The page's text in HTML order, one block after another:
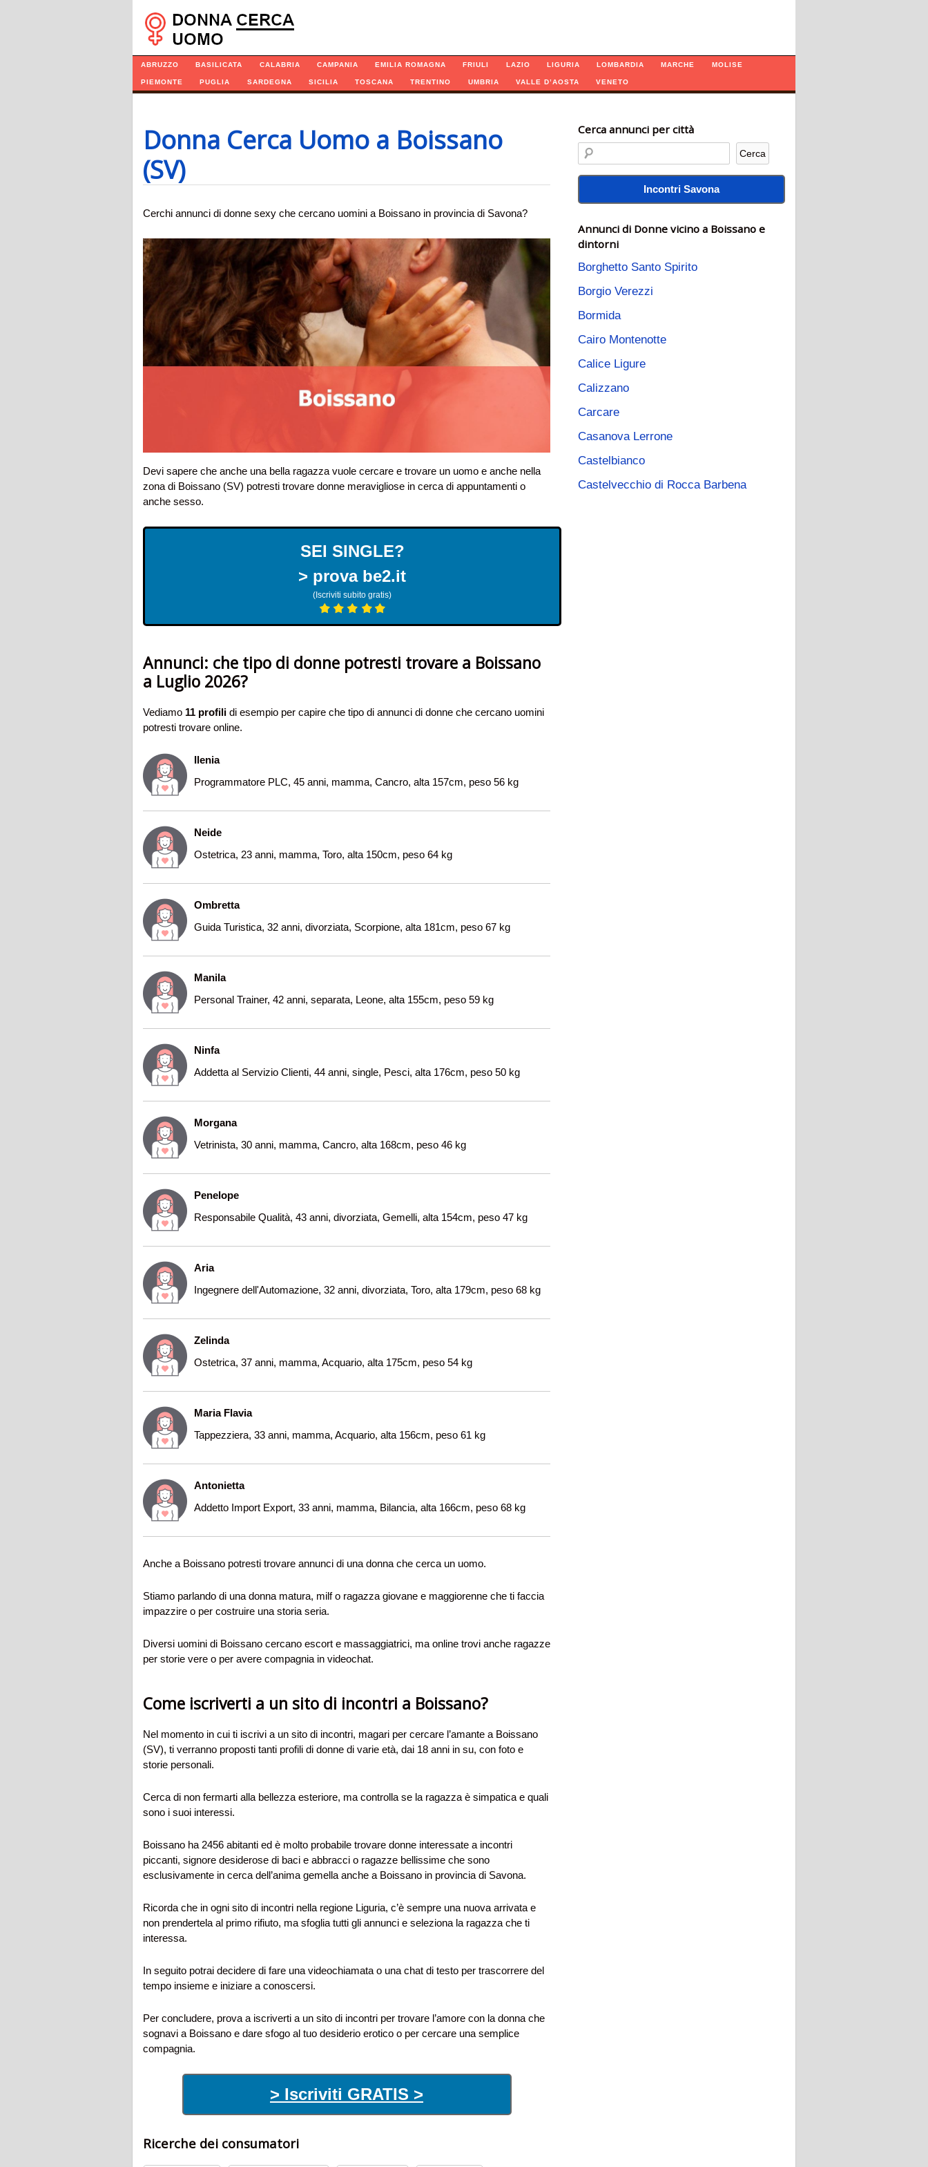
Navigazione
ABRUZZO BASILICATA CALABRIA CAMPANIA EMILIA ROMAGNA FRIULI LAZIO LIGURIA LOMBARDIA MARCHE MOLISE
PIEMONTE PUGLIA SARDEGNA SICILIA TOSCANA TRENTINO UMBRIA VALLE D’AOSTA VENETO
Donna Cerca Uomo a Boissano
(SV)
Cerchi annunci di donne sexy che cercano uomini a Boissano in provincia di Savona?
Devi sapere che anche una bella ragazza vuole cercare e trovare un uomo e anche nella
zona di Boissano (SV) potresti trovare donne meravigliose in cerca di appuntamenti o
anche sesso.
SEI SINGLE?
> prova be2.it
(Iscriviti subito gratis)
Annunci: che tipo di donne potresti trovare a Boissano
a Luglio 2026?
Vediamo 11 profili di esempio per capire che tipo di annunci di donne che cercano uomini
potresti trovare online.
Ilenia
Programmatore PLC, 45 anni, mamma, Cancro, alta 157cm, peso 56 kg
Neide
Ostetrica, 23 anni, mamma, Toro, alta 150cm, peso 64 kg
Ombretta
Guida Turistica, 32 anni, divorziata, Scorpione, alta 181cm, peso 67 kg
Manila
Personal Trainer, 42 anni, separata, Leone, alta 155cm, peso 59 kg
Ninfa
Addetta al Servizio Clienti, 44 anni, single, Pesci, alta 176cm, peso 50 kg
Morgana
Vetrinista, 30 anni, mamma, Cancro, alta 168cm, peso 46 kg
Penelope
Responsabile Qualità, 43 anni, divorziata, Gemelli, alta 154cm, peso 47 kg
Aria
Ingegnere dell'Automazione, 32 anni, divorziata, Toro, alta 179cm, peso 68 kg
Zelinda
Ostetrica, 37 anni, mamma, Acquario, alta 175cm, peso 54 kg
Maria Flavia
Tappezziera, 33 anni, mamma, Acquario, alta 156cm, peso 61 kg
Antonietta
Addetto Import Export, 33 anni, mamma, Bilancia, alta 166cm, peso 68 kg
Anche a Boissano potresti trovare annunci di una donna che cerca un uomo.
Stiamo parlando di una donna matura, milf o ragazza giovane e maggiorenne che ti faccia
impazzire o per costruire una storia seria.
Diversi uomini di Boissano cercano escort e massaggiatrici, ma online trovi anche ragazze
per storie vere o per avere compagnia in videochat.
Come iscriverti a un sito di incontri a Boissano?
Nel momento in cui ti iscrivi a un sito di incontri, magari per cercare l’amante a Boissano
(SV), ti verranno proposti tanti profili di donne di varie età, dai 18 anni in su, con foto e
storie personali.
Cerca di non fermarti alla bellezza esteriore, ma controlla se la ragazza è simpatica e quali
sono i suoi interessi.
Boissano ha 2456 abitanti ed è molto probabile trovare donne interessate a incontri
piccanti, signore desiderose di baci e abbracci o ragazze bellissime che sono
esclusivamente in cerca dell’anima gemella anche a Boissano in provincia di Savona.
Ricorda che in ogni sito di incontri nella regione Liguria, c’è sempre una nuova arrivata e
non prendertela al primo rifiuto, ma sfoglia tutti gli annunci e seleziona la ragazza che ti
interessa.
In seguito potrai decidere di fare una videochiamata o una chat di testo per trascorrere del
tempo insieme e iniziare a conoscersi.
Per concludere, prova a iscriverti a un sito di incontri per trovare l’amore con la donna che
sognavi a Boissano e dare sfogo al tuo desiderio erotico o per cercare una semplice
compagnia.
> Iscriviti GRATIS >
Ricerche dei consumatori
Cerca annunci per città
Incontri Savona
Annunci di Donne vicino a Boissano e
dintorni
Borghetto Santo Spirito
Borgio Verezzi
Bormida
Cairo Montenotte
Calice Ligure
Calizzano
Carcare
Casanova Lerrone
Castelbianco
Castelvecchio di Rocca Barbena